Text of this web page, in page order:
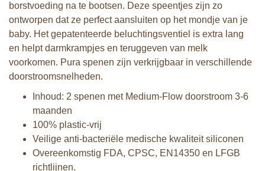
borstvoeding na te bootsen. Deze speentjes zijn zo
ontworpen dat ze perfect aansluiten op het mondje van je
baby. Het gepatenteerde beluchtingsventiel is extra lang
en helpt darmkrampjes en teruggeven van melk
voorkomen. Pura spenen zijn verkrijgbaar in verschillende
doorstroomsnelheden.
Inhoud: 2 spenen met Medium-Flow doorstroom 3-6
maanden
100% plastic-vrij
Veilige anti-bacteriële medische kwaliteit siliconen
Overeenkomstig FDA, CPSC, EN14350 en LFGB
richtlijnen.